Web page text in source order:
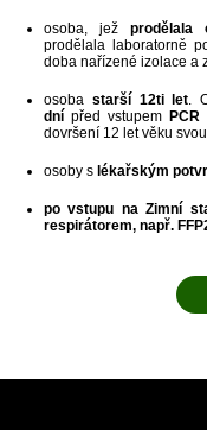
osoba, ježprodělala
prodělala laboratorně
doba nařízené izolace a
osoba starší 12ti let .
dní před vstupem PCR
dovršení 12 let věku
osoby s lékařským
po vstupu na Zimní
respirátorem, např.